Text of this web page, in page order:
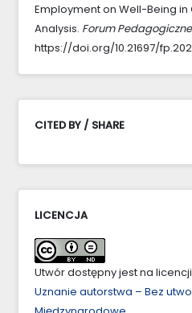
Employment on Well-Being
Analysis. Forum Pedagogiczne
https://doi.org/10.21697/
CITED BY / SHARE
LICENCJA
Utwór dostępny jest na licencji
Uznanie autorstwa – Bez